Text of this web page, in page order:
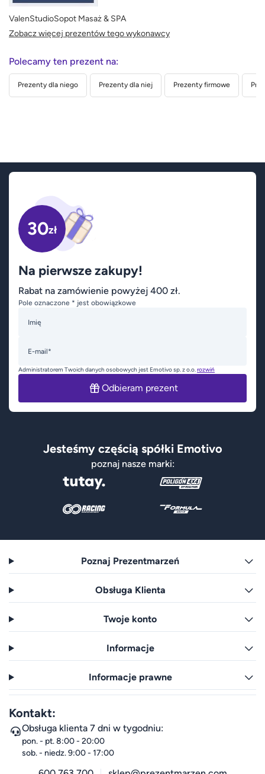
ValenStudioSopot Masaż & SPA
Zobacz więcej prezentów tego wykonawcy
Polecamy ten prezent na:
Prezenty dla niego Prezenty dla niej Prezenty firmowe
30zł
Na pierwsze zakupy!
Rabat na zamówienie powyżej 400 zł.
Pole oznaczone * jest obowiązkowe
Imię
E-mail*
Administratorem Twoich danych osobowych jest Emotivo sp. z o.o.rozwiń
Odbieram prezent
Jesteśmy częścią spółki Emotivo
poznaj nasze marki:
Poznaj Prezentmarzeń
Obsługa Klienta
Twoje konto
Informacje
Informacje prawne
Kontakt:
Obsługa klienta 7 dni w tygodniu:
pon. - pt. 8:00 - 20:00
sob. - niedz. 9:00 - 17:00